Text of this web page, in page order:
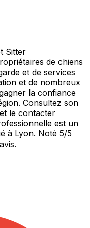
Sitter
de chiens
et de services
et de nombreux
la confiance
Consultez son
le contacter
est un
à Lyon. Noté 5/5